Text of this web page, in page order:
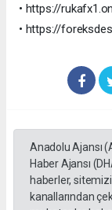
• https://
• https://
Anadolu Ajansı
Haber Ajansı
haberler,
kanallarından